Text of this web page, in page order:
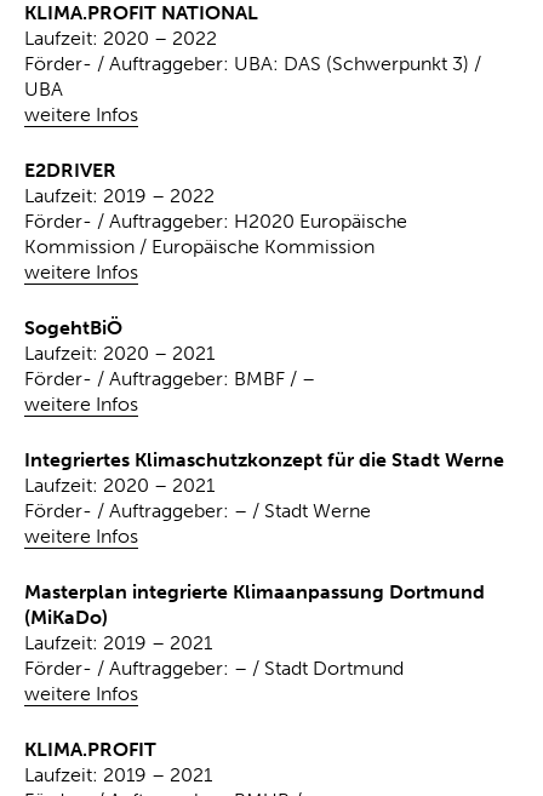
KLIMA.PROFIT NATIONAL
weitere Infos
Laufzeit: 2020 – 2022
Förder- / Auftraggeber: UBA: DAS (Schwerpunkt 3) /
UBA
E2DRIVER
weitere Infos
Laufzeit: 2019 – 2022
Förder- / Auftraggeber: H2020 Europäische
Kommission / Europäische Kommission
SogehtBiÖ
weitere Infos
Laufzeit: 2020 – 2021
Förder- / Auftraggeber: BMBF / –
Integriertes Klimaschutzkonzept für die Stadt Werne
weitere Infos
Laufzeit: 2020 – 2021
Förder- / Auftraggeber: – / Stadt Werne
Masterplan integrierte Klimaanpassung Dortmund
(MiKaDo)
weitere Infos
Laufzeit: 2019 – 2021
Förder- / Auftraggeber: – / Stadt Dortmund
KLIMA.PROFIT
Laufzeit: 2019 – 2021